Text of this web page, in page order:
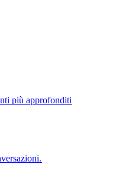
più approfonditi​​